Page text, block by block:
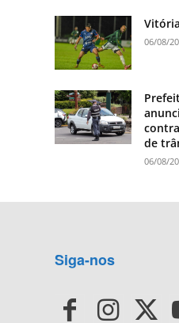
06/08/
de
06/08/
Siga-nos